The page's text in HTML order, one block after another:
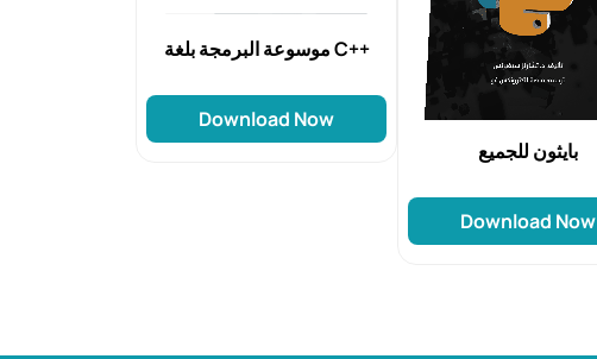
موسوعة البرمجة بلغة C++
Download Now
بايثون للجميع
Download Now